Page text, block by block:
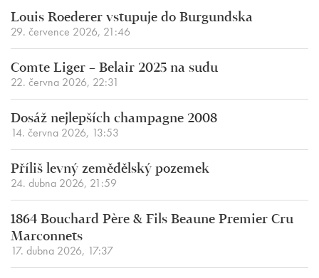
Louis Roederer vstupuje do Burgundska
29. července 2026, 21:46
Comte Liger – Belair 2025 na sudu
22. června 2026, 22:31
Dosáž nejlepších champagne 2008
14. června 2026, 13:53
Příliš levný zemědělský pozemek
24. dubna 2026, 21:59
1864 Bouchard Père & Fils Beaune Premier Cru
Marconnets
17. dubna 2026, 17:37